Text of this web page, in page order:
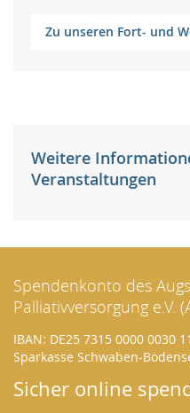
Zu unseren Fort- und
Weitere
Veranstaltungen
Spendenkonto des
Palliativversorgung e.V.
IBAN: DE25 7315 0000 0030
Sparkasse Schwaben-
Sicher online